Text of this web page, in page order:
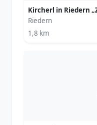
Kircherl in Riedern
Riedern
1,8 km